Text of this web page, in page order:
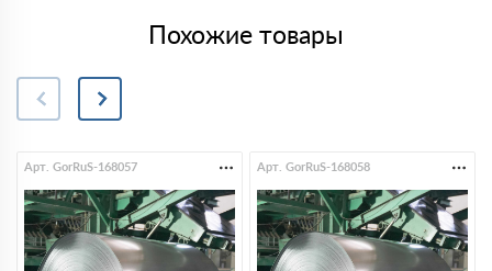
Похожие товары
Арт. GorRuS-168057 Арт. GorRuS-168058